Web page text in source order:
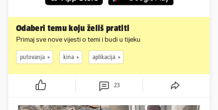
Odaberi temu koju želiš pratiti
Primaj sve nove vijesti o temi i budi u tijeku
putovanja kina aplikacija
23